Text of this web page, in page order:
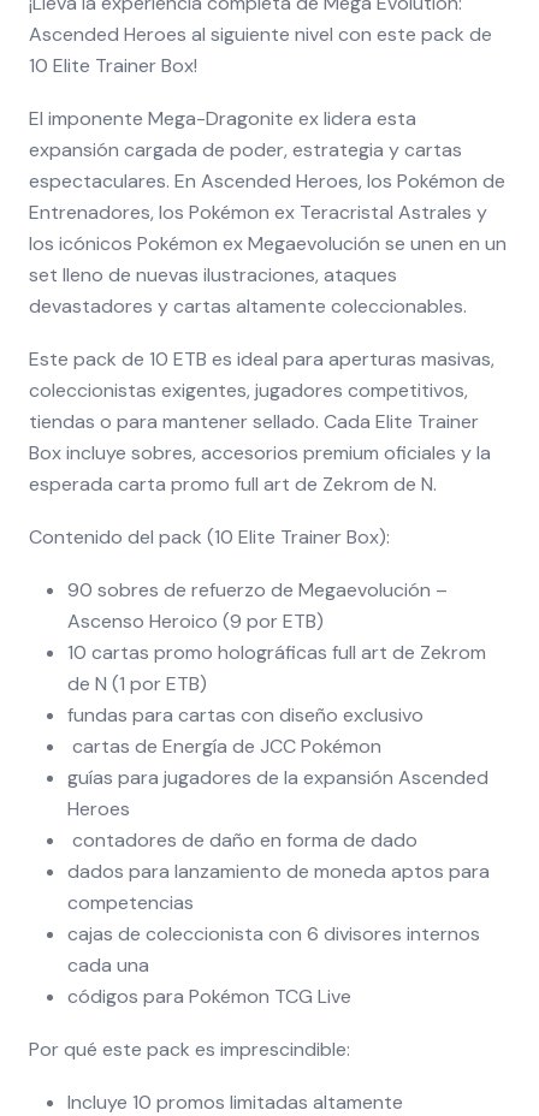
Ascended Heroes al siguiente nivel con este pack de
10 Elite Trainer Box!
El imponente Mega-Dragonite ex lidera esta
expansión cargada de poder, estrategia y cartas
espectaculares. En Ascended Heroes, los Pokémon de
Entrenadores, los Pokémon ex Teracristal Astrales y
los icónicos Pokémon ex Megaevolución se unen en un
set lleno de nuevas ilustraciones, ataques
devastadores y cartas altamente coleccionables.
Este pack de 10 ETB es ideal para aperturas masivas,
coleccionistas exigentes, jugadores competitivos,
tiendas o para mantener sellado. Cada Elite Trainer
Box incluye sobres, accesorios premium oficiales y la
esperada carta promo full art de Zekrom de N.
Contenido del pack (10 Elite Trainer Box):
90 sobres de refuerzo de Megaevolución –
Ascenso Heroico (9 por ETB)
10 cartas promo holográficas full art de Zekrom
de N (1 por ETB)
fundas para cartas con diseño exclusivo
cartas de Energía de JCC Pokémon
guías para jugadores de la expansión Ascended
Heroes
contadores de daño en forma de dado
dados para lanzamiento de moneda aptos para
competencias
cajas de coleccionista con 6 divisores internos
cada una
códigos para Pokémon TCG Live
Por qué este pack es imprescindible:
Incluye 10 promos limitadas altamente